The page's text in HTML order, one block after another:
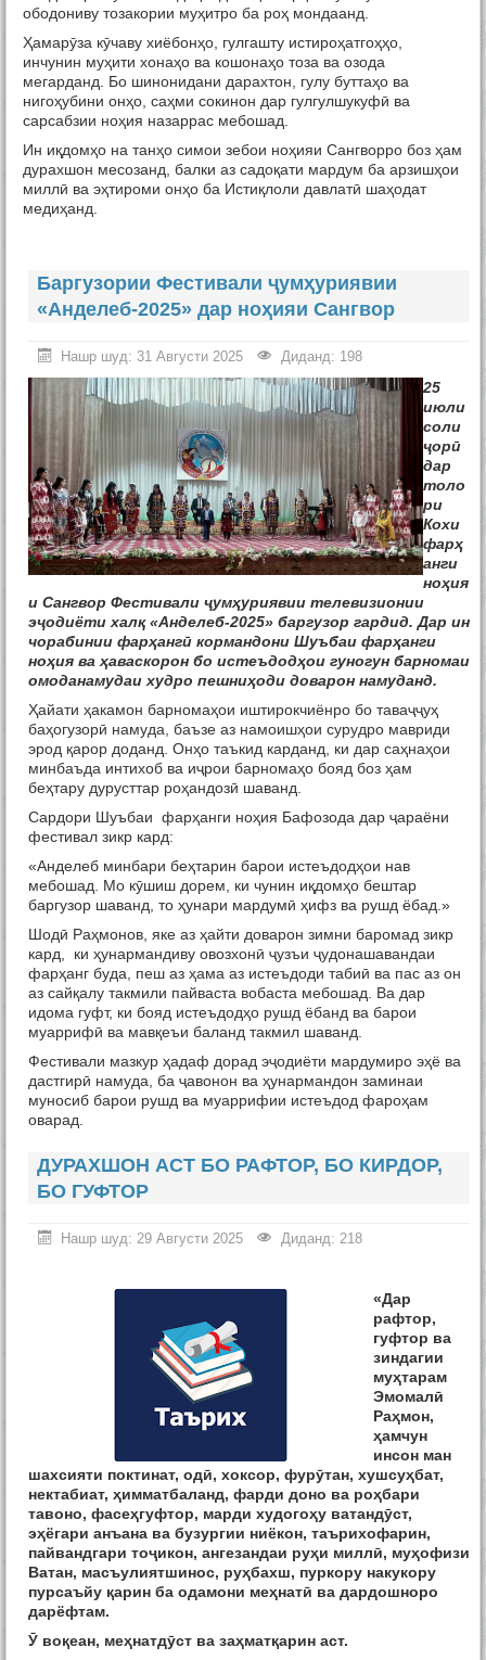
ободониву тозакории муҳитро ба роҳ мондаанд.
Ҳамарӯза кӯчаву хиёбонҳо, гулгашту истироҳатгоҳҳо,
инчунин муҳити хонаҳо ва кошонаҳо тоза ва озода
мегарданд. Бо шинонидани дарахтон, гулу буттаҳо ва
нигоҳубини онҳо, саҳми сокинон дар гулгулшукуфӣ ва
сарсабзии ноҳия назаррас мебошад.
Ин иқдомҳо на танҳо симои зебои ноҳияи Сангворро боз ҳам
дурахшон месозанд, балки аз садоқати мардум ба арзишҳои
миллӣ ва эҳтироми онҳо ба Истиқлоли давлатӣ шаҳодат
медиҳанд.
Баргузории Фестивали ҷумҳуриявии
«Анделеб-2025» дар ноҳияи Сангвор
Нашр шуд: 31 Августи 2025 Диданд: 198
25
июли
соли
ҷорӣ
дар
толо
ри
Кохи
фарҳ
анги
ноҳия
и Сангвор Фестивали ҷумҳуриявии телевизионии
эҷодиёти халқ «Анделеб-2025» баргузор гардид. Дар ин
чорабинии фарҳангӣ кормандони Шуъбаи фарҳанги
ноҳия ва ҳаваскорон бо истеъдодҳои гуногун барномаи
омоданамудаи худро пешниҳоди доварон намуданд.
Ҳайати ҳакамон барномаҳои иштирокчиёнро бо таваҷҷуҳ
баҳогузорӣ намуда, баъзе аз намоишҳои сурудро мавриди
эрод қарор доданд. Онҳо таъкид карданд, ки дар саҳнаҳои
минбаъда интихоб ва иҷрои барномаҳо бояд боз ҳам
беҳтару дурусттар роҳандозӣ шаванд.
Сардори Шуъбаи фарҳанги ноҳия Бафозода дар ҷараёни
фестивал зикр кард:
«Анделеб минбари беҳтарин барои истеъдодҳои нав
мебошад. Мо кӯшиш дорем, ки чунин иқдомҳо бештар
баргузор шаванд, то ҳунари мардумӣ ҳифз ва рушд ёбад.»
Шодӣ Раҳмонов, яке аз ҳайти доварон зимни баромад зикр
кард, ки ҳунармандиву овозхонӣ ҷузъи ҷудонашавандаи
фарҳанг буда, пеш аз ҳама аз истеъдоди табиӣ ва пас аз он
аз сайқалу такмили пайваста вобаста мебошад. Ва дар
идома гуфт, ки бояд истеъдодҳо рушд ёбанд ва барои
муаррифӣ ва мавқеъи баланд такмил шаванд.
Фестивали мазкур ҳадаф дорад эҷодиёти мардумиро эҳё ва
дастгирӣ намуда, ба ҷавонон ва ҳунармандон заминаи
муносиб барои рушд ва муаррифии истеъдод фароҳам
оварад.
ДУРАХШОН АСТ БО РАФТОР, БО КИРДОР,
БО ГУФТОР
Нашр шуд: 29 Августи 2025 Диданд: 218
«Дар
рафтор,
гуфтор ва
зиндагии
муҳтарам
Эмомалӣ
Раҳмон,
ҳамчун
инсон ман
шахсияти поктинат, одӣ, хоксор, фурӯтан, хушсуҳбат,
нектабиат, ҳимматбаланд, фарди доно ва роҳбари
тавоно, фасеҳгуфтор, марди худогоҳу ватандӯст,
эҳёгари анъана ва бузургии ниёкон, таърихофарин,
пайвандгари тоҷикон, ангезандаи руҳи миллӣ, муҳофизи
Ватан, масъулиятшинос, руҳбахш, пуркору накукору
пурсаъйу қарин ба одамони меҳнатӣ ва дардошноро
дарёфтам.
Ӯ воқеан, меҳнатдӯст ва заҳматқарин аст.